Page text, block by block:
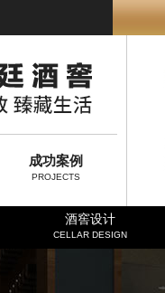
成功案例
PROJECTS
酒窖设计
CELLAR DESIGN